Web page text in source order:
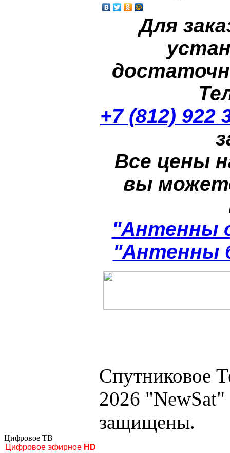
Для
+7 (812) 922
Все цены
вы
"Антенны
"Антенны
Спутниковое
2026
защищены.
Цифровое ТВ
Цифровое эфирноеHD